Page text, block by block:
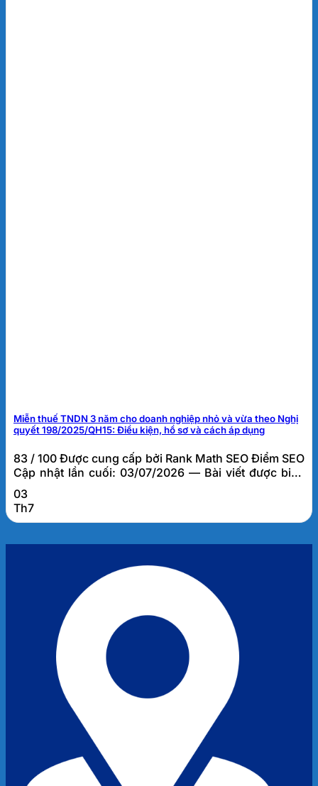
Miễn thuế TNDN 3 năm cho doanh nghiệp nhỏ và vừa theo Nghị
quyết 198/2025/QH15: Điều kiện, hồ sơ và cách áp dụng
83 / 100 Được cung cấp bởi Rank Math SEO Điểm SEO
Cập nhật lần cuối: 03/07/2026 — Bài viết được biên
soạn bởi đội ngũ tư vấn thuế FATO, dựa trên kinh
nghiệm thực tế hỗ trợ hơn 1.000 doanh nghiệp tại Đà
Nẵng và khu vực miền Trung. Miễn thuế TNDN 3 năm
03
Th7